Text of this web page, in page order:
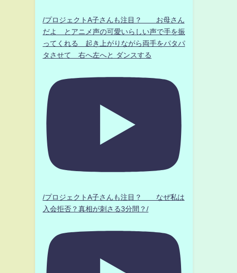
/プロジェクトA子さんも注目？ お母さん
だよ とアニメ声の可愛いらしい声で手を振
ってくれる 起き上がりながら両手をパタパ
タさせて 右へ左へと ダンスする
/プロジェクトA子さんも注目？ なぜ私は
入会拒否？真相が刺さる3分間？/